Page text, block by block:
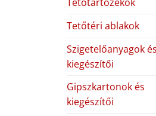
Tetőtéri ablakok
Szigetelőanyagok és
kiegészítői
Gipszkartonok és
kiegészítői